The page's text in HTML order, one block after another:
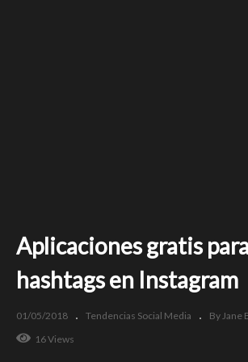
Aplicaciones gratis
hashtags en Instagram
01/05/2018 Tendencias Social Media
By Jane
16 Views